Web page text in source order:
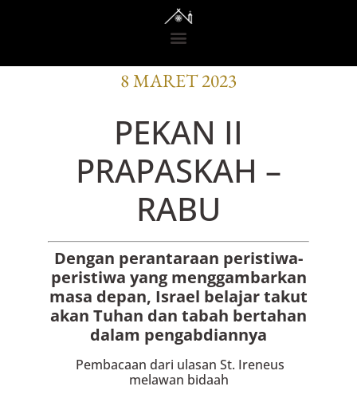
BACAAN OFISI
8 MARET 2023
PEKAN II
PRAPASKAH –
RABU
Dengan perantaraan peristiwa-
peristiwa yang menggambarkan
masa depan, Israel belajar takut
akan Tuhan dan tabah bertahan
dalam pengabdiannya
Pembacaan dari ulasan St. Ireneus
melawan bidaah